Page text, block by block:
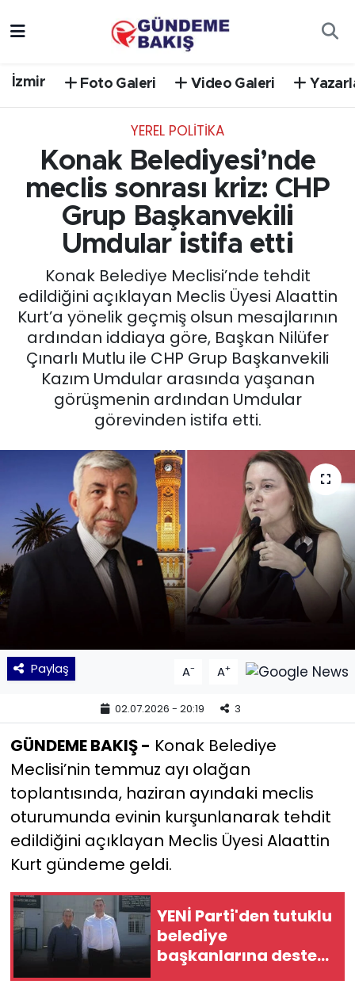
İzmir Foto Galeri Video Galeri
YEREL POLİTİKA
Konak Belediyesi’nde
meclis sonrası kriz: CHP
Grup Başkanvekili
Umdular istifa etti
Konak Belediye Meclisi’nde tehdit
edildiğini açıklayan Meclis Üyesi Alaattin
Kurt’a yönelik geçmiş olsun mesajlarının
ardından iddiaya göre, Başkan Nilüfer
Çınarlı Mutlu ile CHP Grup Başkanvekili
Kazım Umdular arasında yaşanan
görüşmenin ardından Umdular
görevinden istifa etti.
Paylaş A- A+
02.07.2026 - 20:19 3
GÜNDEME BAKIŞ - Konak Belediye
Meclisi’nin temmuz ayı olağan
toplantısında, haziran ayındaki meclis
oturumunda evinin kurşunlanarak tehdit
edildiğini açıklayan Meclis Üyesi Alaattin
Kurt gündeme geldi.
YENİ Parti'den tutuklu
belediye
başkanlarına destek
ziyareti: "Yanlarında
EGE
EĞİTİM
English News
GÜNCEL
KÜLTÜR SANAT
MAGAZİN
POLİTİKA
SAĞLIK
Siyaset
Yaşam
YEREL POLİTİKA
YEREL YÖNETİMLER
Yurt
Trafik Durumu
Süper Lig Puan Durumu ve Fikstür
Tüm Manşetler
Haber Arşivi